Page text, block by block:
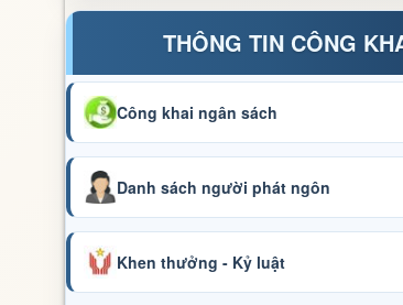
THÔNG TIN CÔNG
Công khai ngân sách
Danh sách người phát ngôn
Khen thưởng - Kỷ luật